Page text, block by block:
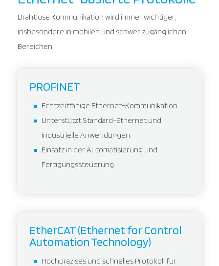
Drahtlose Kommunikation wird immer wichtiger,
insbesondere in mobilen und schwer zugänglichen
Bereichen.
PROFINET
Echtzeitfähige Ethernet-Kommunikation
Unterstützt Standard-Ethernet und
industrielle Anwendungen
Einsatz in der Automatisierung und
Fertigungssteuerung
EtherCAT (Ethernet for Control
Automation Technology)
Hochpräzises und schnelles Protokoll für